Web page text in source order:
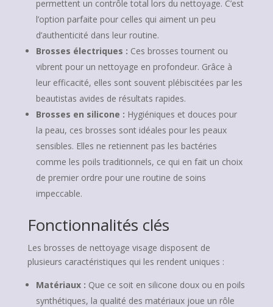
permettent un contrôle total lors du nettoyage. C’est
l’option parfaite pour celles qui aiment un peu
d’authenticité dans leur routine.
Brosses électriques : Ces brosses tournent ou
vibrent pour un nettoyage en profondeur. Grâce à
leur efficacité, elles sont souvent plébiscitées par les
beautistas avides de résultats rapides.
Brosses en silicone : Hygiéniques et douces pour
la peau, ces brosses sont idéales pour les peaux
sensibles. Elles ne retiennent pas les bactéries
comme les poils traditionnels, ce qui en fait un choix
de premier ordre pour une routine de soins
impeccable.
Fonctionnalités clés
Les brosses de nettoyage visage disposent de
plusieurs caractéristiques qui les rendent uniques :
Matériaux : Que ce soit en silicone doux ou en poils
synthétiques, la qualité des matériaux joue un rôle